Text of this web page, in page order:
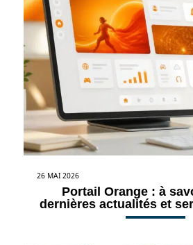
26 MAI 2026
Portail Orange : à
dernières actualités et